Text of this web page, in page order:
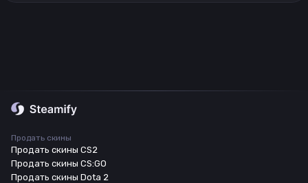
Продать скины
Продать скины CS2
Продать скины CS:GO
Продать скины Dota 2